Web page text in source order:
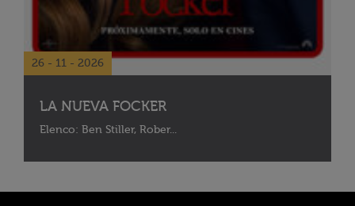
26 - 11 - 2026
LA NUEVA FOCKER
Elenco: Ben Stiller, Rober...